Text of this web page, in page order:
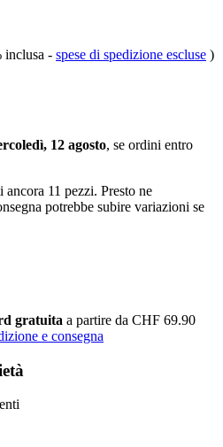
inclusa - spese di spedizione escluse )
12 agosto, se ordini entro
11 pezzi. Presto ne
potrebbe subire variazioni se
gratuita a partire da CHF 69.90
e consegna